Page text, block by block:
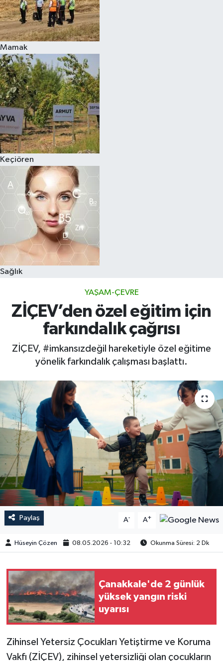
Mamak
Keçiören
Sağlık
YAŞAM-ÇEVRE
ZİÇEV’den özel eğitim için
farkındalık çağrısı
ZİÇEV, #imkansızdeğil hareketiyle özel eğitime
yönelik farkındalık çalışması başlattı.
Paylaş A- A+
Hüseyin Çözen 08.05.2026 - 10:32 Okunma Süresi: 2 Dk
Çanakkale'de 2 günlük
yüksek yangın riski
uyarısı
​​​​​Zihinsel Yetersiz Çocukları Yetiştirme ve Koruma
Vakfı (ZİÇEV), zihinsel yetersizliği olan çocukların